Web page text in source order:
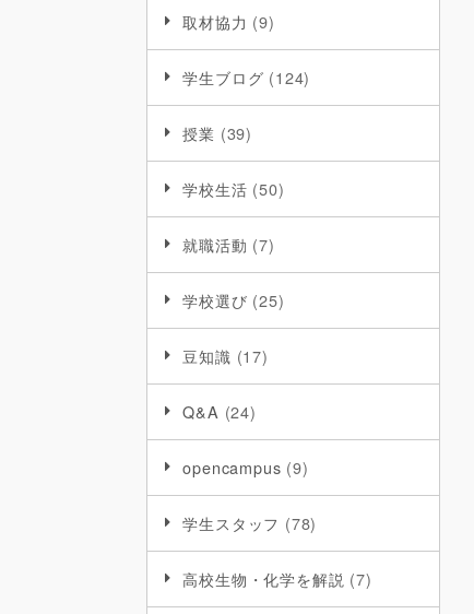
取材協力 (9)
学生ブログ (124)
授業 (39)
学校生活 (50)
就職活動 (7)
学校選び (25)
豆知識 (17)
Q&A (24)
opencampus (9)
学生スタッフ (78)
高校生物・化学を解説 (7)